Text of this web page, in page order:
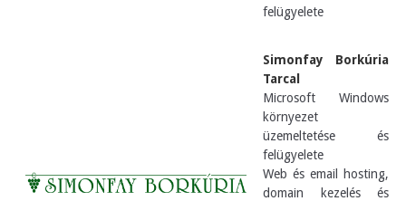
felügyelete
Simonfay Borkúria
Tarcal
Microsoft Windows
környezet
üzemeltetése és
felügyelete
Web és email hosting,
domain kezelés és